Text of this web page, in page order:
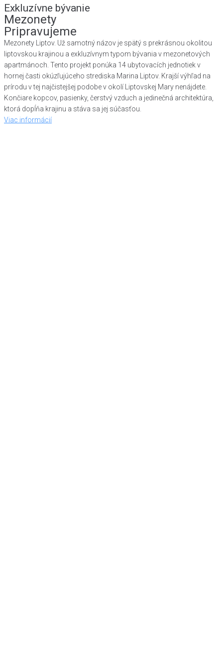
Exkluzívne bývanie
Mezonety
Pripravujeme
Mezonety Liptov. Už samotný názov je spätý s prekrásnou okolitou
liptovskou krajinou a exkluzívnym typom bývania v mezonetových
apartmánoch. Tento projekt ponúka 14 ubytovacích jednotiek v
hornej časti okúzľujúceho strediska Marina Liptov. Krajší výhľad na
prírodu v tej najčistejšej podobe v okolí Liptovskej Mary nenájdete.
Končiare kopcov, pasienky, čerstvý vzduch a jedinečná architektúra,
ktorá dopĺňa krajinu a stáva sa jej súčasťou.
Viac informácií